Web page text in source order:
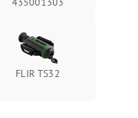
FLIR TS32